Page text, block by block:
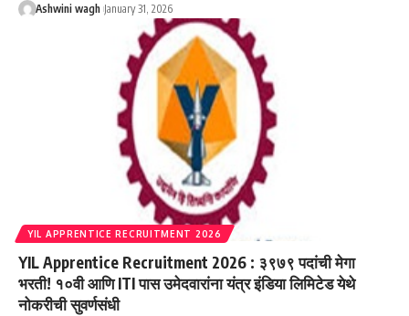
Ashwini wagh January 31, 2026
YIL APPRENTICE RECRUITMENT 2026
YIL Apprentice Recruitment 2026 : ३९७९ पदांची मेगा
भरती! १०वी आणि ITI पास उमेदवारांना यंत्र इंडिया लिमिटेड येथे
नोकरीची सुवर्णसंधी